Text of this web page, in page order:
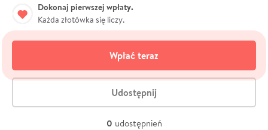
Dokonaj pierwszej wpłaty.
Każda złotówka się liczy.
Wpłać teraz
Udostępnij
0 udostępnień